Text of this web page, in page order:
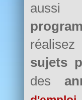
aussi
sujets
des